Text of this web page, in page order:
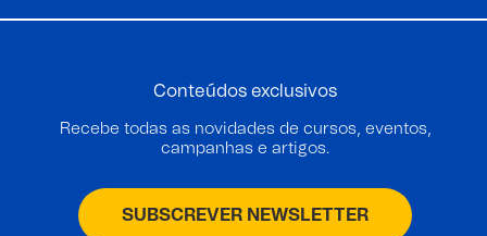
Conteúdos exclusivos
Recebe todas as novidades de cursos, eventos,
campanhas e artigos.
SUBSCREVER NEWSLETTER